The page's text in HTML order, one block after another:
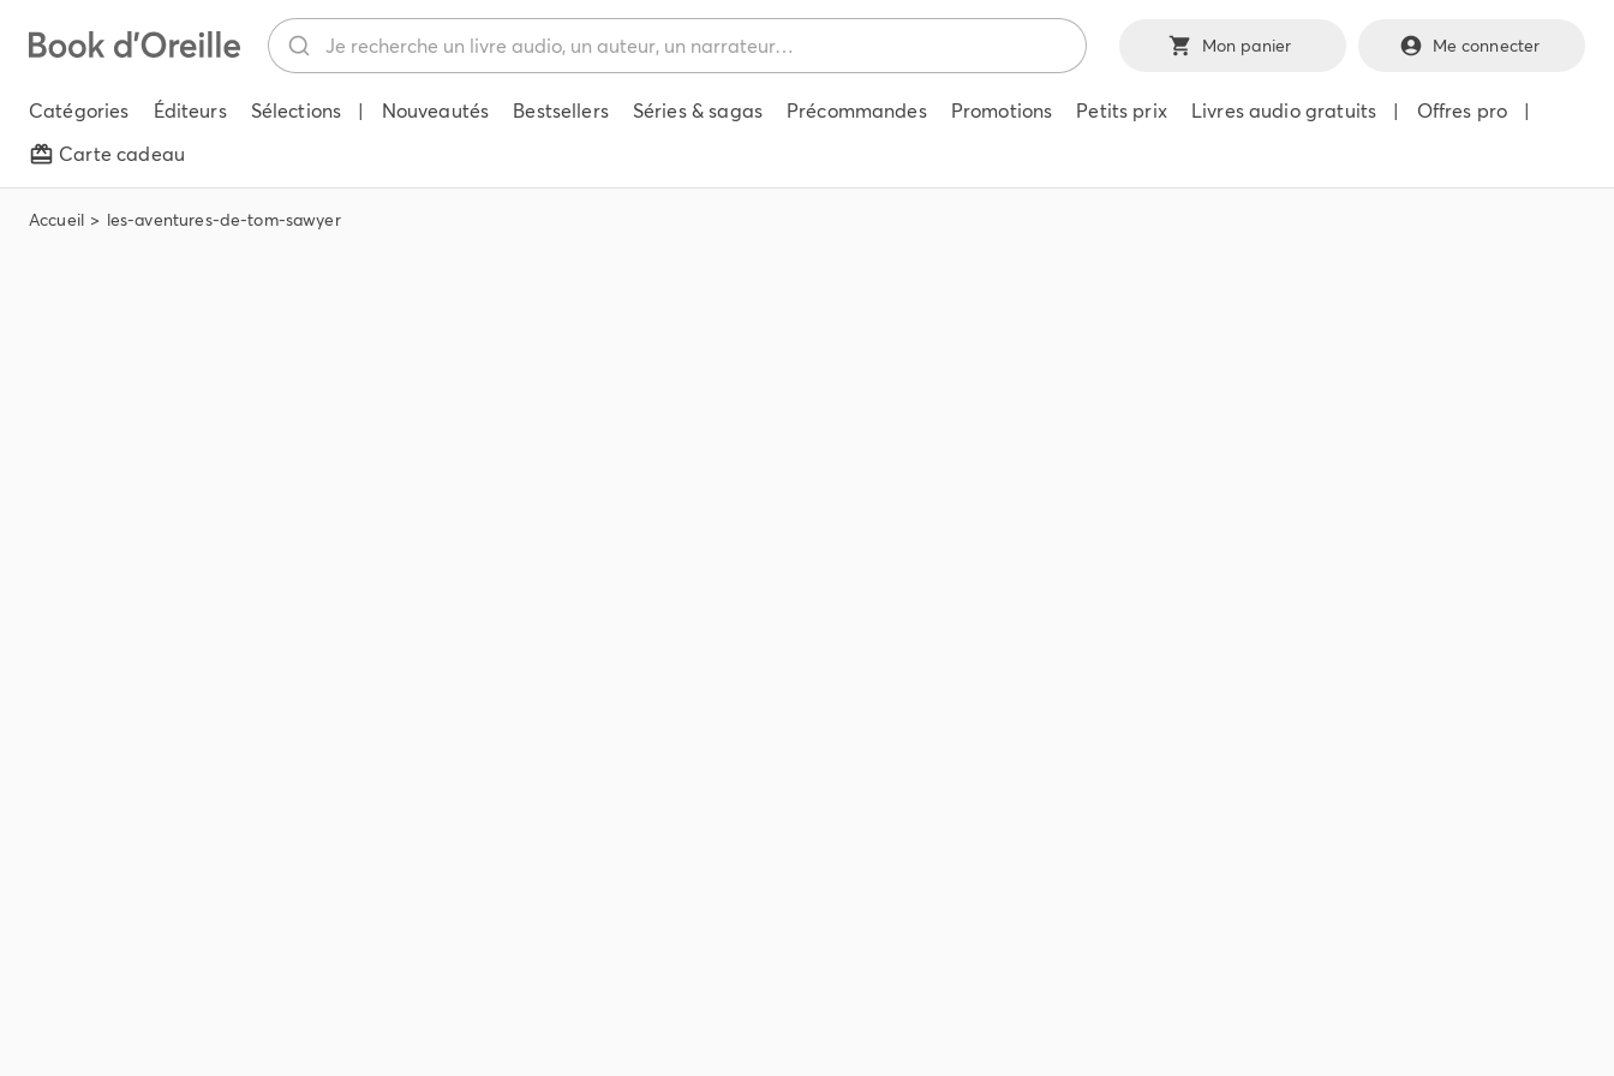
Mon panier Me connecter
Catégories Éditeurs Sélections | Nouveautés Bestsellers Séries & sagas Précommandes Promotions Petits prix Livres audio gratuits | Offres pro
|
Carte cadeau
Accueil les-aventures-de-tom-sawyer